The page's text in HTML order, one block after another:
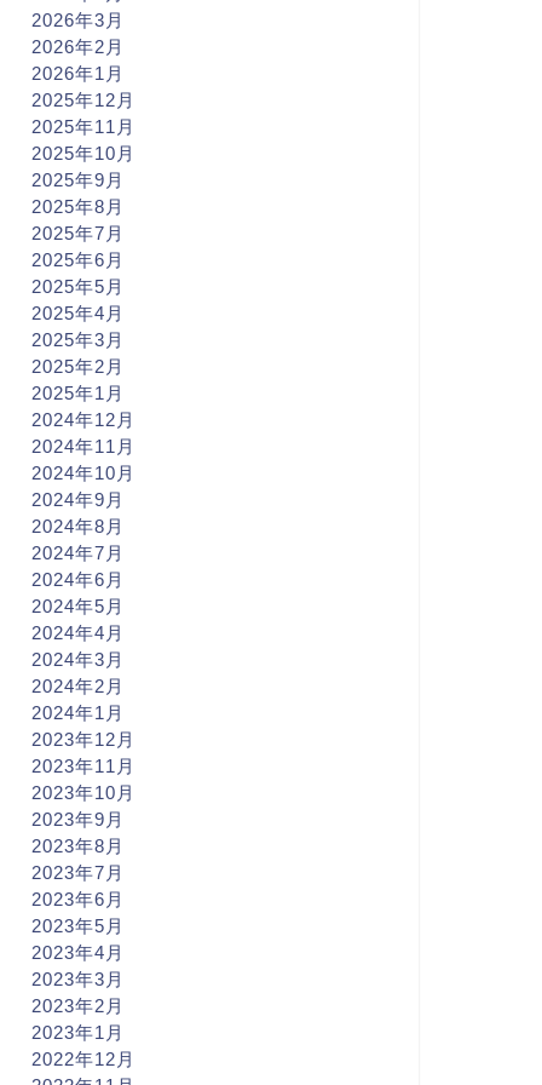
2026年3月
2026年2月
2026年1月
2025年12月
2025年11月
2025年10月
2025年9月
2025年8月
2025年7月
2025年6月
2025年5月
2025年4月
2025年3月
2025年2月
2025年1月
2024年12月
2024年11月
2024年10月
2024年9月
2024年8月
2024年7月
2024年6月
2024年5月
2024年4月
2024年3月
2024年2月
2024年1月
2023年12月
2023年11月
2023年10月
2023年9月
2023年8月
2023年7月
2023年6月
2023年5月
2023年4月
2023年3月
2023年2月
2023年1月
2022年12月